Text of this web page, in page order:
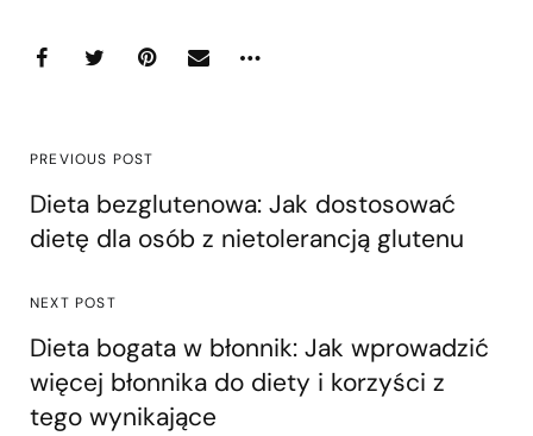
PREVIOUS POST
Dieta bezglutenowa: Jak dostosować
dietę dla osób z nietolerancją glutenu
NEXT POST
Dieta bogata w błonnik: Jak wprowadzić
więcej błonnika do diety i korzyści z
tego wynikające